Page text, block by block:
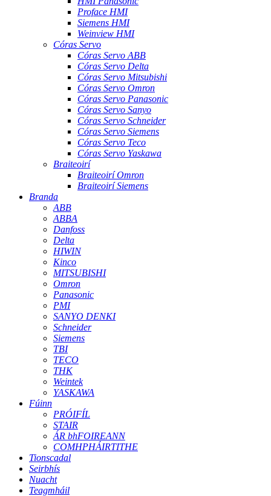
Proface HMI
Siemens HMI
Weinview HMI
Córas Servo
Córas Servo ABB
Córas Servo Delta
Córas Servo Mitsubishi
Córas Servo Omron
Córas Servo Panasonic
Córas Servo Sanyo
Córas Servo Schneider
Córas Servo Siemens
Córas Servo Teco
Córas Servo Yaskawa
Braiteoirí
Braiteoirí Omron
Braiteoirí Siemens
Branda
ABB
ABBA
Danfoss
Delta
HIWIN
Kinco
MITSUBISHI
Omron
Panasonic
PMI
SANYO DENKI
Schneider
Siemens
TBI
TECO
THK
Weintek
YASKAWA
Fúinn
PRÓIFÍL
STAIR
ÁR bhFOIREANN
COMHPHÁIRTITHE
Tionscadal
Seirbhís
Nuacht
Teagmháil